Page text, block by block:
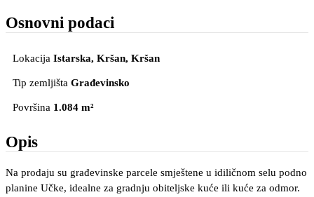
Osnovni podaci
Lokacija Istarska, Kršan, Kršan
Tip zemljišta Građevinsko
Površina 1.084 m²
Opis
Na prodaju su građevinske parcele smještene u idiličnom selu podno
planine Učke, idealne za gradnju obiteljske kuće ili kuće za odmor.